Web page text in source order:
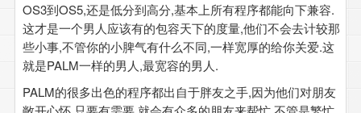
OS3到OS5,还是低分到高分,基本上所有程序都能向下兼容.
这才是一个男人应该有的包容天下的度量,他们不会去计较那
些小事,不管你的小脾气有什么不同,一样宽厚的给你关爱.这
就是PALM一样的男人,最宽容的男人.
PALM的很多出色的程序都出自于胖友之手,因为他们对朋友